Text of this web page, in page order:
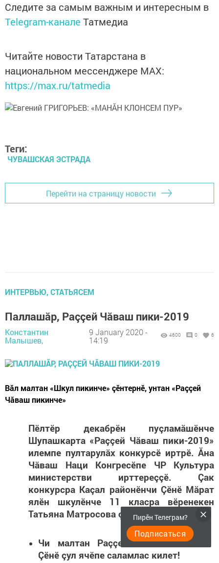
Следите за самым важным и интересным в
Telegram-канале Татмедиа
Читайте новости Татарстана в
национальном мессенджере MАХ:
https://max.ru/tatmedia
Теги:
ЧУВАШСКАЯ ЭСТРАДА
Перейти на страницу новости
ИНТЕРВЬЮ, СТАТЬЯСЕМ
Паллашăр, Раççей Чăваш пики-2019
Константин
Малышев,
9 January 2020 -
14:19
4600 0 6
Вăл малтан «Шкул пикинче» çӗнтернӗ, унтан «Раççей
Чăваш пикинче»
Пӗлтӗр декабрӗн пуçламăшӗнче
Шупашкарта «Раççей Чăваш пики-2019»
илемпе пултарулăх конкурсӗ иртрӗ. Ăна
Чăваш Наци Конгресӗпе ЧР Культура
министерстви ирттереççӗ. Çак
конкурсра Каçал районӗнчи Çӗнӗ Мăрат
ялӗн шкулӗнче 11 класра вӗренекен
Татьяна Матросова çӗнтернӗ.
Чи малтан Раççей Чăваш пикине
Çӗнӗ çул ячӗпе саламлас килет!
Пирӗн Телеграм?
Подписаться